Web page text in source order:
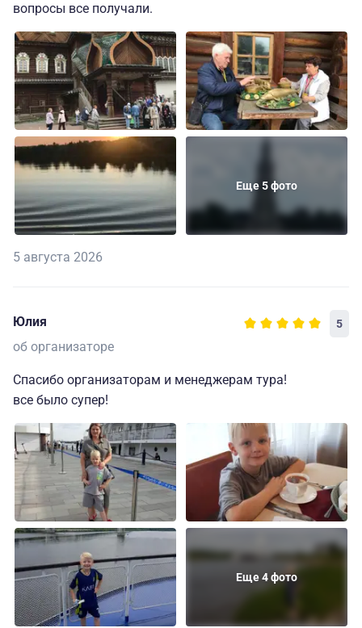
вопросы все получали.
Еще 5 фото
5 августа 2026
Юлия 5
об организаторе
Спасибо организаторам и менеджерам тура!
все было супер!
Еще 4 фото